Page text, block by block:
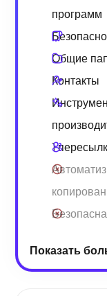
программ
Общие
Контакты
1
Показать